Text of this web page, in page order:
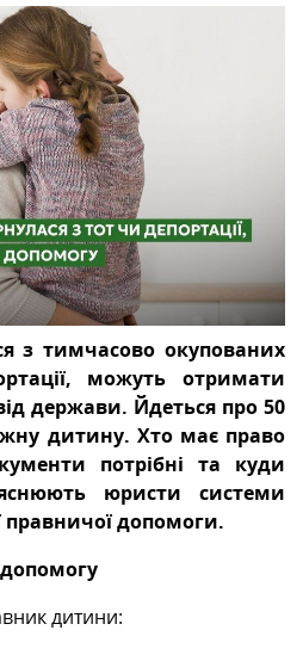
з тимчасово окупованих
можуть отримати
держави. Йдеться про 50
дитину. Хто має право
потрібні та куди
юристи системи
правничої допомоги.
дитини: